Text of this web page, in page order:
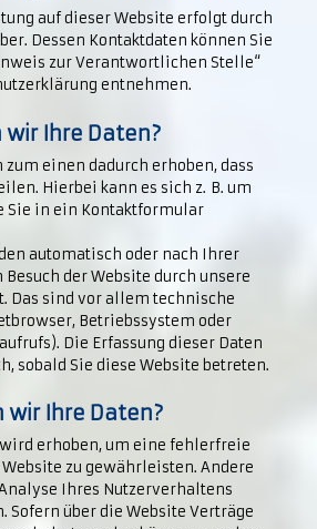
auf dieser Website erfolgt durch
Dessen Kontaktdaten können Sie
zur Verantwortlichen Stelle“
entnehmen.
Ihre Daten?
einen dadurch erhoben, dass
Hierbei kann es sich z. B. um
Sie in ein Kontaktformular
automatisch oder nach Ihrer
der Website durch unsere
Das sind vor allem technische
Betriebssystem oder
Die Erfassung dieser Daten
sobald Sie diese Website betreten.
Ihre Daten?
erhoben, um eine fehlerfreie
zu gewährleisten. Andere
Ihres Nutzerverhaltens
Sofern über die Website Verträge